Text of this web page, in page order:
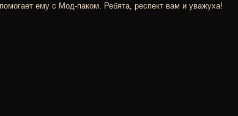
ему с Мод-паком. Ребята, респект вам и уважуха!